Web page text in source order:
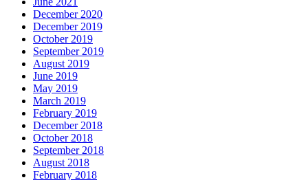
December 2020
December 2019
October 2019
September 2019
August 2019
June 2019
May 2019
March 2019
February 2019
December 2018
October 2018
September 2018
August 2018
February 2018